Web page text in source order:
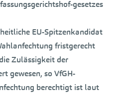
gesetzes
EU-Spitzenkandidat
fristgerecht
Zulässigkeit der
gewesen, so VfGH-
berechtigt ist laut